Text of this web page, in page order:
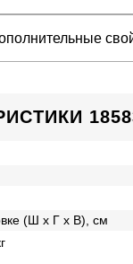
(Ш x Г x В), см